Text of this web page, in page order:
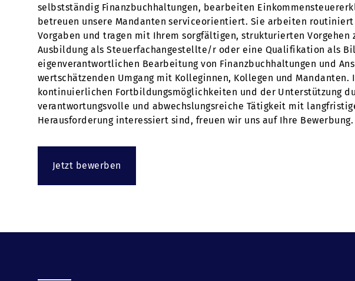
selbstständig Finanzbuchhaltungen, bearbeiten
betreuen unsere Mandanten serviceorientiert. Sie arbeiten
Vorgaben und tragen mit Ihrem sorgfältigen, strukturierten
Ausbildung als Steuerfachangestellte/r oder eine Qualifikation als
eigenverantwortlichen Bearbeitung von Finanzbuchhaltungen und
wertschätzenden Umgang mit Kolleginnen, Kollegen und
kontinuierlichen Fortbildungsmöglichkeiten und der Unterstützung
verantwortungsvolle und abwechslungsreiche Tätigkeit mit
Herausforderung interessiert sind, freuen wir uns auf Ihre Bewerbung.
Jetzt bewerben